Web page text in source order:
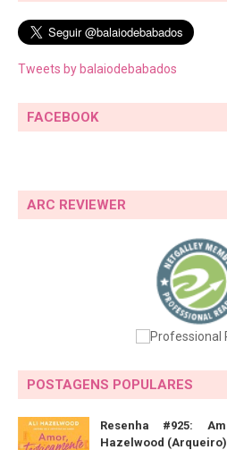
Tweets by balaiodebabados
FACEBOOK
ARC REVIEWER
POSTAGENS POPULARES
Resenha #925:
Hazelwood (Arqueiro)